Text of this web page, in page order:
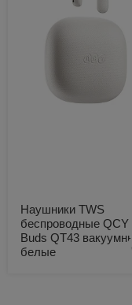
Наушники TWS
беспроводные QCY
Buds QT43
белые